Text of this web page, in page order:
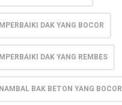
DAK YANG BOCOR
DAK YANG REMBES
BAK BETON YANG BOCOR